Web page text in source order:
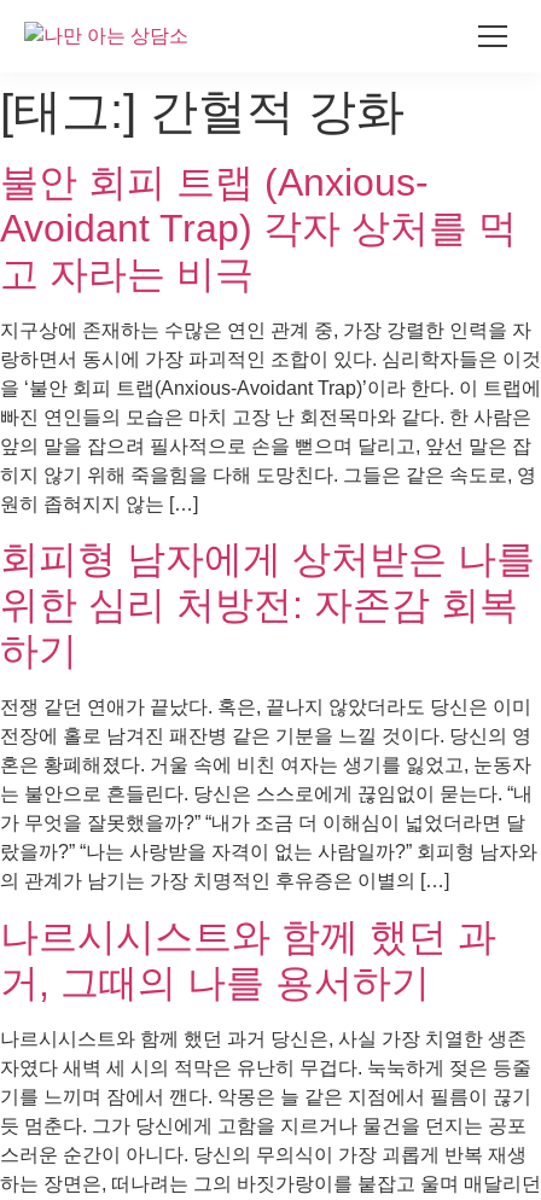
츠
로
건
너
뛰
기
[태그:] 간헐적 강화
불안 회피 트랩 (Anxious-
Avoidant Trap) 각자 상처를 먹
고 자라는 비극
지구상에 존재하는 수많은 연인 관계 중, 가장 강렬한 인력을 자
랑하면서 동시에 가장 파괴적인 조합이 있다. 심리학자들은 이것
을 ‘불안 회피 트랩(Anxious-Avoidant Trap)’이라 한다. 이 트랩에
빠진 연인들의 모습은 마치 고장 난 회전목마와 같다. 한 사람은
앞의 말을 잡으려 필사적으로 손을 뻗으며 달리고, 앞선 말은 잡
히지 않기 위해 죽을힘을 다해 도망친다. 그들은 같은 속도로, 영
원히 좁혀지지 않는 […]
회피형 남자에게 상처받은 나를
위한 심리 처방전: 자존감 회복
하기
전쟁 같던 연애가 끝났다. 혹은, 끝나지 않았더라도 당신은 이미
전장에 홀로 남겨진 패잔병 같은 기분을 느낄 것이다. 당신의 영
혼은 황폐해졌다. 거울 속에 비친 여자는 생기를 잃었고, 눈동자
는 불안으로 흔들린다. 당신은 스스로에게 끊임없이 묻는다. “내
가 무엇을 잘못했을까?” “내가 조금 더 이해심이 넓었더라면 달
랐을까?” “나는 사랑받을 자격이 없는 사람일까?” 회피형 남자와
의 관계가 남기는 가장 치명적인 후유증은 이별의 […]
나르시시스트와 함께 했던 과
거, 그때의 나를 용서하기
나르시시스트와 함께 했던 과거 당신은, 사실 가장 치열한 생존
자였다 새벽 세 시의 적막은 유난히 무겁다. 눅눅하게 젖은 등줄
기를 느끼며 잠에서 깬다. 악몽은 늘 같은 지점에서 필름이 끊기
듯 멈춘다. 그가 당신에게 고함을 지르거나 물건을 던지는 공포
스러운 순간이 아니다. 당신의 무의식이 가장 괴롭게 반복 재생
하는 장면은, 떠나려는 그의 바짓가랑이를 붙잡고 울며 매달리던